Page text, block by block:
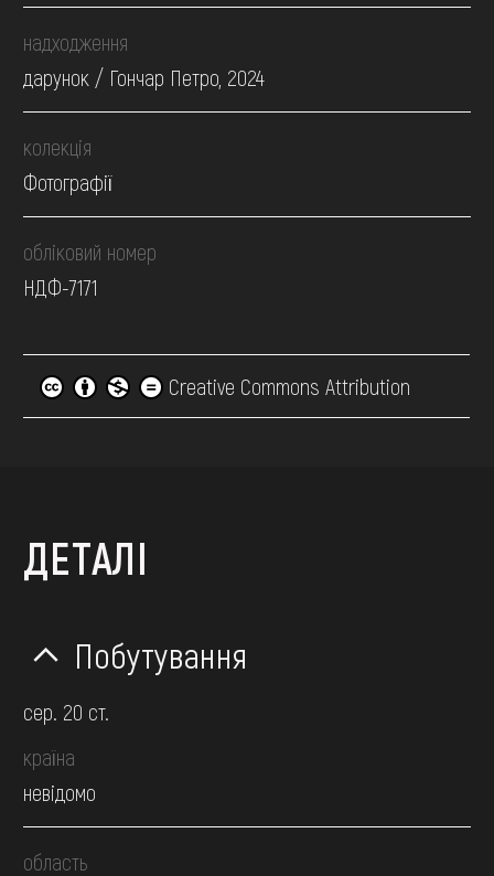
надходження
дарунок / Гончар Петро, 2024
колекція
Фотографії
обліковий номер
НДФ-7171
Creative Commons Attribution
ДЕТАЛІ
Побутування
сер. 20 ст.
країна
невідомо
область